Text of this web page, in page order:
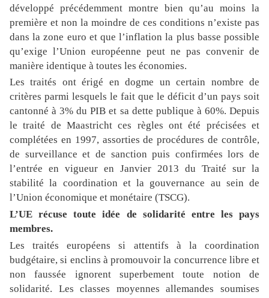
développé précédemment montre bien qu’au moins la
première et non la moindre de ces conditions n’existe pas
dans la zone euro et que l’inflation la plus basse possible
qu’exige l’Union européenne peut ne pas convenir de
manière identique à toutes les économies.
Les traités ont érigé en dogme un certain nombre de
critères parmi lesquels le fait que le déficit d’un pays soit
cantonné à 3% du PIB et sa dette publique à 60%. Depuis
le traité de Maastricht ces règles ont été précisées et
complétées en 1997, assorties de procédures de contrôle,
de surveillance et de sanction puis confirmées lors de
l’entrée en vigueur en Janvier 2013 du Traité sur la
stabilité la coordination et la gouvernance au sein de
l’Union économique et monétaire (TSCG).
L’UE récuse toute idée de solidarité entre les pays
membres.
Les traités européens si attentifs à la coordination
budgétaire, si enclins à promouvoir la concurrence libre et
non faussée ignorent superbement toute notion de
solidarité. Les classes moyennes allemandes soumises